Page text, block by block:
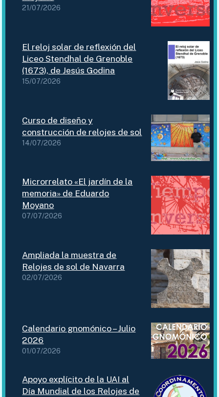
21/07/2026
El reloj solar de reflexión del
Liceo Stendhal de Grenoble
(1673), de Jesús Godina
15/07/2026
Curso de diseño y
construcción de relojes de sol
14/07/2026
Microrrelato «El jardín de la
memoria» de Eduardo
Moyano
07/07/2026
Ampliada la muestra de
Relojes de sol de Navarra
02/07/2026
Calendario gnomónico – Julio
2026
01/07/2026
Apoyo explícito de la UAI al
Día Mundial de los Relojes de